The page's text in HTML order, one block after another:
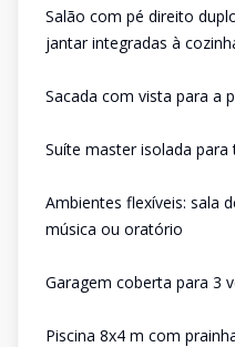
Salão com pé direito
jantar integradas à
Sacada com vista para a
Suíte master isolada
Ambientes flexíveis: sala
música ou oratório
Garagem coberta para 3
Piscina 8x4 m com